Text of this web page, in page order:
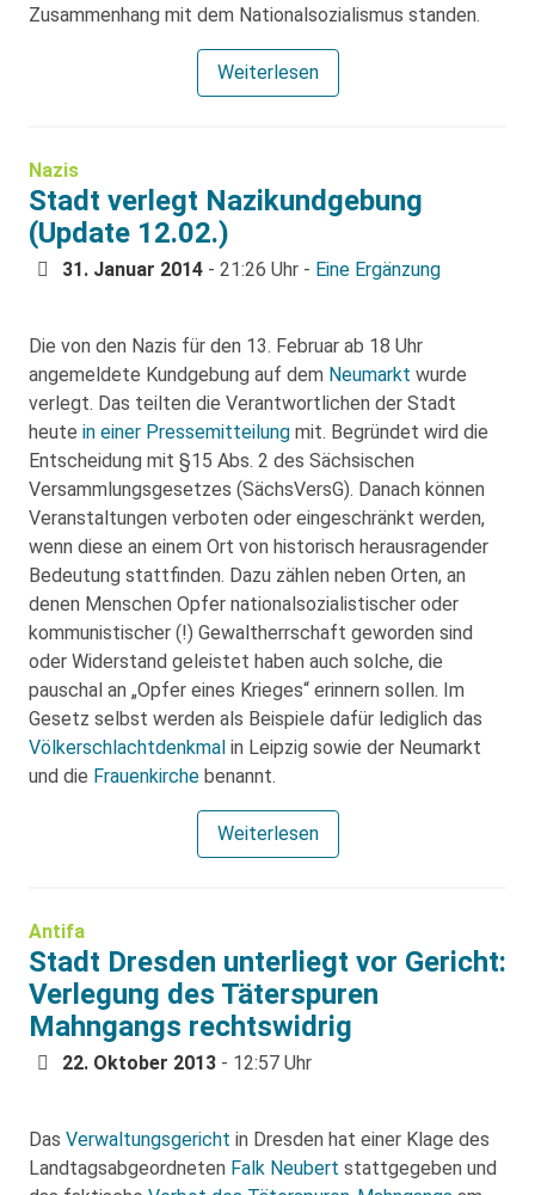
Zusammenhang mit dem Nationalsozialismus standen.
Weiterlesen
Nazis
Stadt verlegt Nazikundgebung
(Update 12.02.)
31. Januar 2014 - 21:26 Uhr - Eine Ergänzung
Die von den Nazis für den 13. Februar ab 18 Uhr
angemeldete Kundgebung auf dem Neumarkt wurde
verlegt. Das teilten die Verantwortlichen der Stadt
heute in einer Pressemitteilung mit. Begründet wird die
Entscheidung mit §15 Abs. 2 des Sächsischen
Versammlungsgesetzes (SächsVersG). Danach können
Veranstaltungen verboten oder eingeschränkt werden,
wenn diese an einem Ort von historisch herausragender
Bedeutung stattfinden. Dazu zählen neben Orten, an
denen Menschen Opfer nationalsozialistischer oder
kommunistischer (!) Gewaltherrschaft geworden sind
oder Widerstand geleistet haben auch solche, die
pauschal an „Opfer eines Krieges“ erinnern sollen. Im
Gesetz selbst werden als Beispiele dafür lediglich das
Völkerschlachtdenkmal in Leipzig sowie der Neumarkt
und die Frauenkirche benannt.
Weiterlesen
Antifa
Stadt Dresden unterliegt vor Gericht:
Verlegung des Täterspuren
Mahngangs rechtswidrig
22. Oktober 2013 - 12:57 Uhr
Das Verwaltungsgericht in Dresden hat einer Klage des
Landtagsabgeordneten Falk Neubert stattgegeben und